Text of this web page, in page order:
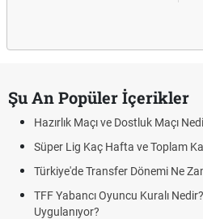
Şu An Popüler İçerikler
Hazırlık Maçı ve Dostluk Maçı
Süper Lig Kaç Hafta ve Toplam
Türkiye'de Transfer Dönemi Ne
TFF Yabancı Oyuncu Kuralı
Uygulanıyor?